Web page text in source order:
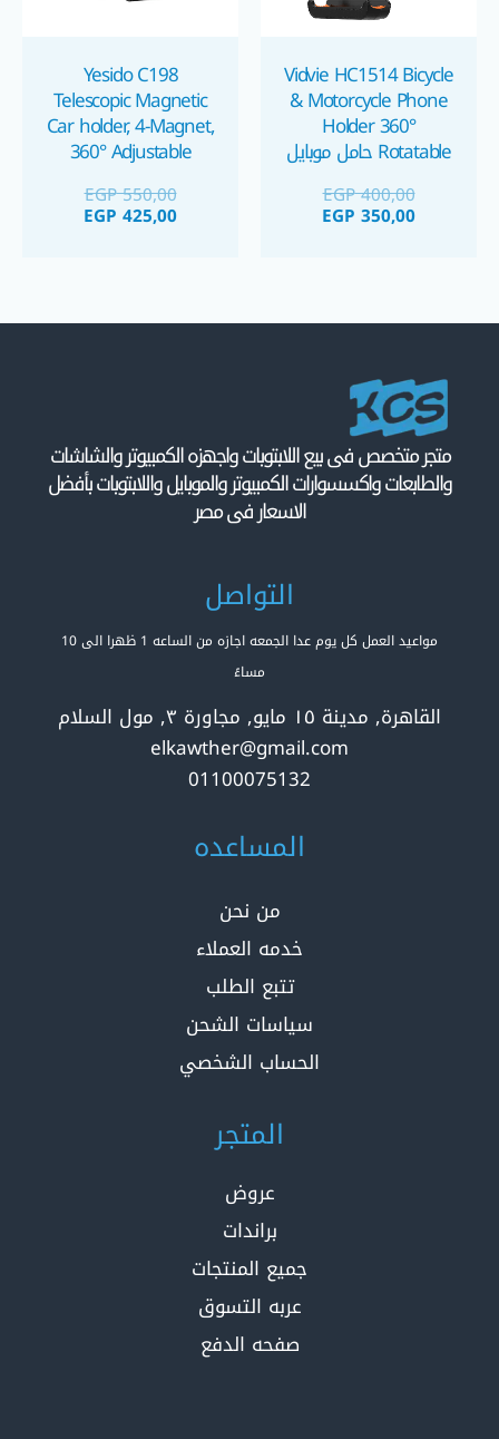
Vidvie HC1514 Bicycle
& Motorcycle Phone
Holder 360°
Rotatable حامل موبايل
EGP400,00
EGP 350,00
Yesido C198
Telescopic Magnetic
Car holder, 4-Magnet,
360° Adjustable
EGP550,00
EGP 425,00
متجر متخصص فى بيع اللابتوبات واجهزه الكمبيوتر والشاشات
والطابعات واكسسوارات الكمبيوتر والموبايل واللابتوبات بأفضل
الاسعار فى مصر
التواصل
مواعيد العمل كل يوم عدا الجمعه اجازه من الساعه 1 ظهرا الى 10
مساءً
القاهرة, مدينة ١٥ مايو, مجاورة ٣, مول السلام
elkawther@gmail.com
01100075132
المساعده
من نحن
خدمه العملاء
تتبع الطلب
سياسات الشحن
الحساب الشخصي
المتجر
عروض
براندات
جميع المنتجات
عربه التسوق
صفحه الدفع